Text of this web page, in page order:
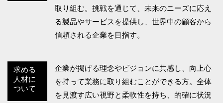
取り組む。挑戦を通じて、未来のニーズに応え
る製品やサービスを提供し、世界中の顧客から
信頼される企業を目指す。
求める
人材に
ついて
企業が掲げる理念やビジョンに共感し、向上心
を持って業務に取り組むことができる方。全体
を見渡す広い視野と柔軟性を持ち、的確に状況